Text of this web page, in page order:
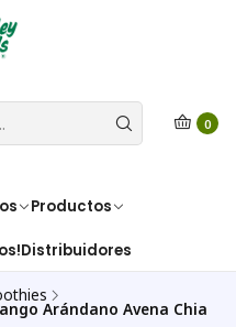
0
Productos
Distribuidores
Arándano Avena Chia